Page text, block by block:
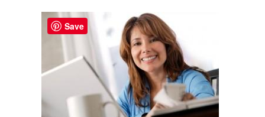
Save